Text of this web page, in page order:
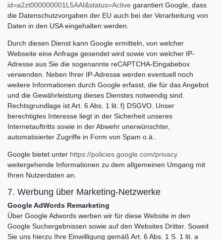
id=a2zt000000001L5AAI&status=Active garantiert Google, dass
die Datenschutzvorgaben der EU auch bei der Verarbeitung von
Daten in den USA eingehalten werden.
Durch diesen Dienst kann Google ermitteln, von welcher
Webseite eine Anfrage gesendet wird sowie von welcher IP-
Adresse aus Sie die sogenannte reCAPTCHA-Eingabebox
verwenden. Neben Ihrer IP-Adresse werden eventuell noch
weitere Informationen durch Google erfasst, die für das Angebot
und die Gewährleistung dieses Dienstes notwendig sind.
Rechtsgrundlage ist Art. 6 Abs. 1 lit. f) DSGVO. Unser
berechtigtes Interesse liegt in der Sicherheit unseres
Internetauftritts sowie in der Abwehr unerwünschter,
automatisierter Zugriffe in Form von Spam o.ä..
Google bietet unter https://policies.google.com/privacy
weitergehende Informationen zu dem allgemeinen Umgang mit
Ihren Nutzerdaten an.
7. Werbung über Marketing-Netzwerke
Google AdWords Remarketing
Über Google Adwords werben wir für diese Website in den
Google Suchergebnissen sowie auf den Websites Dritter. Soweit
Sie uns hierzu Ihre Einwilligung gemäß Art. 6 Abs. 1 S. 1 lit. a